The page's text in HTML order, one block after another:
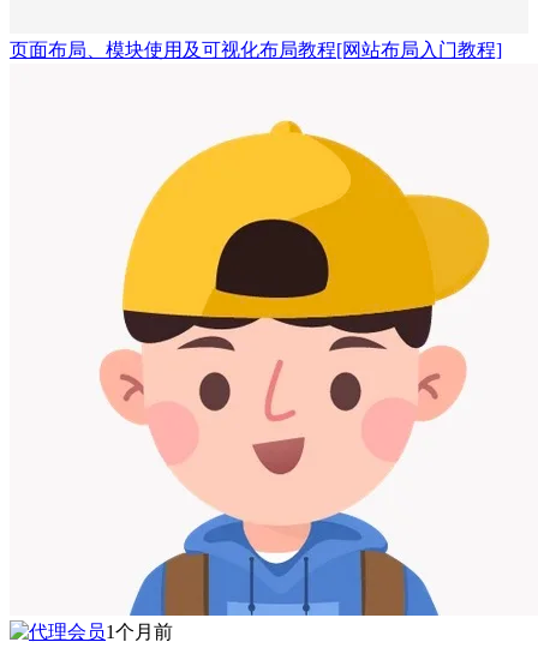
页面布局、模块使用及可视化布局教程[网站布局入门教程]
1个月前